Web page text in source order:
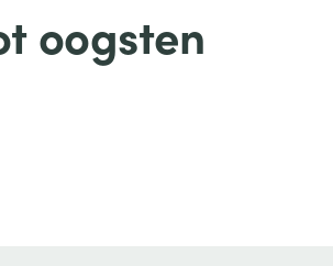
oogsten